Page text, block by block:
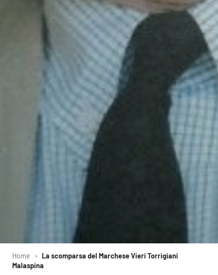
Home » La scomparsa del Marchese Vieri Torrigiani
Malaspina